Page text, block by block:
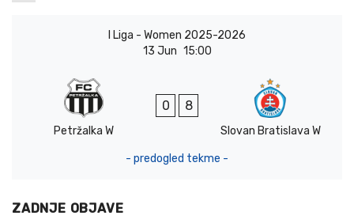
I Liga - Women 2025-2026
13 Jun 15:00
Petržalka W
0 8
Slovan Bratislava W
- predogled tekme -
ZADNJE OBJAVE